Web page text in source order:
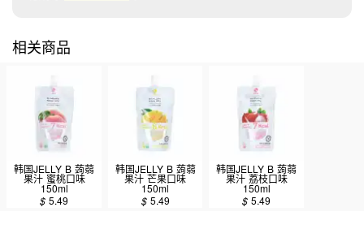
相关商品
韩国JELLY B 蒟蒻
果汁 蜜桃口味
150ml
$5.49
韩国JELLY B 蒟蒻
果汁 芒果口味
150ml
$ 5.49
韩国JELLY B 蒟蒻
果汁 荔枝口味
150ml
$5.49